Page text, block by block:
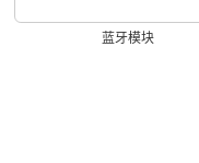
蓝牙模块